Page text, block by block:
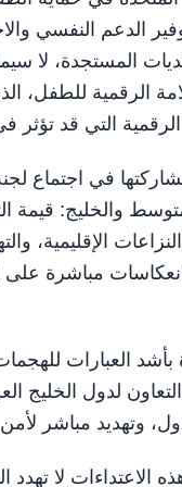
الدعم
المستجدة، لا
التي قد تؤثر
في اجتماع
والخليج: قيمة
الإقليمية،
مباشرة على
العبارات
لدول الخليج
وتهديد مباشر
لا تهدد